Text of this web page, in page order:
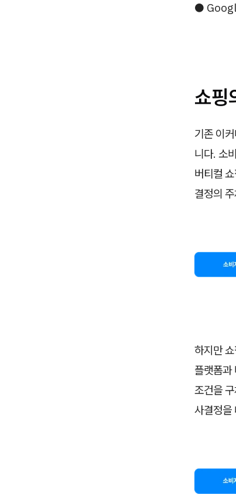
●
쇼핑
기존 이
니다. 소
버티컬
결정의
하지만
플랫폼과
조건을
사결정을